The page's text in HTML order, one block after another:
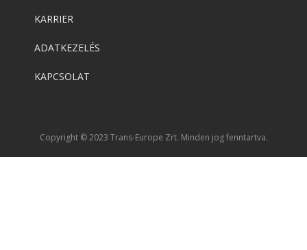
KARRIER
ADATKEZELÉS
KAPCSOLAT
Copyright © 2023 Trans-Europe Zrt. Minden jog fenntartva.